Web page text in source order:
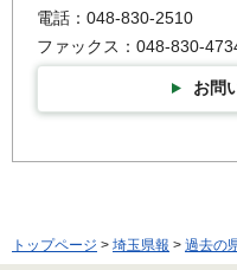
電話：048-830-2510
ファックス：048-830-
お問
トップページ > 埼玉県報 > 過去の